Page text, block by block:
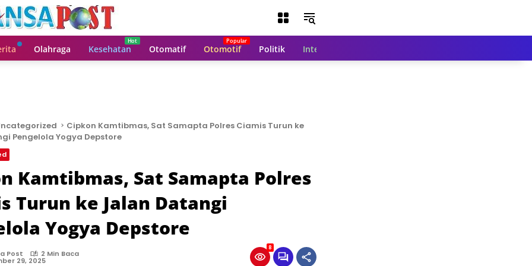
Olahraga Kesehatan Otomatif Otomotif Politik Internasional
Cipkon Kamtibmas, Sat Samapta Polres Ciamis Turun ke
Pengelola Yogya Depstore
Kamtibmas, Sat Samapta Polres
Turun ke Jalan Datangi
Yogya Depstore
Post 2 Min Baca
29, 2025
8